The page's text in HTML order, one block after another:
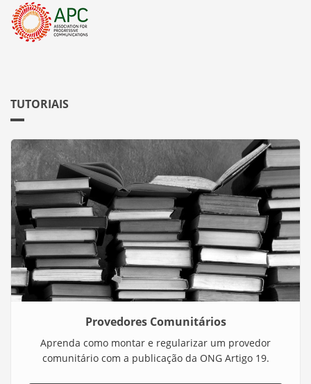
TUTORIAIS
Provedores Comunitários
Aprenda como montar e regularizar um provedor
comunitário com a publicação da ONG Artigo 19.